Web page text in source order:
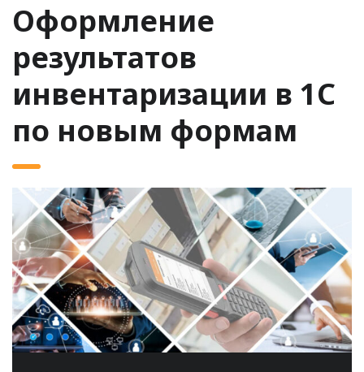
Оформление
результатов
инвентаризации в 1С
по новым формам